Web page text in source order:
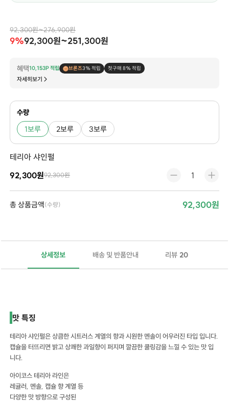
92,300원~276,900원
9%92,300원~251,300원
혜택10,153P 적립 브론즈3% 적립 첫구매 8% 적립
자세히보기
수량
1보루 2보루 3보루
테리아 샤인펄
92,300원92,300원
총 상품금액(수량) 92,300원
상세정보 배송 및 반품안내 리뷰 20
맛 특징
테리아 샤인펄은 상큼한 시트러스 계열의 향과 시원한 멘솔이 어우러진 타입 입니다.
캡슐을 터뜨리면 밝고 상쾌한 과일향이 퍼지며 깔끔한 쿨링감을 느낄 수 있는 맛 입
니다.
아이코스 테리아 라인은
레귤러, 멘솔, 캡슐 향 계열 등
다양한 맛 방향으로 구성된